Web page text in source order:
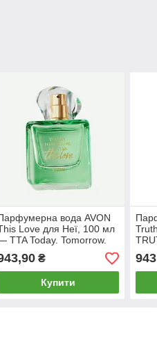
вода AVON
Love для Неї, 100 мл
TTA Today. Tomorrow.
₴
Купити